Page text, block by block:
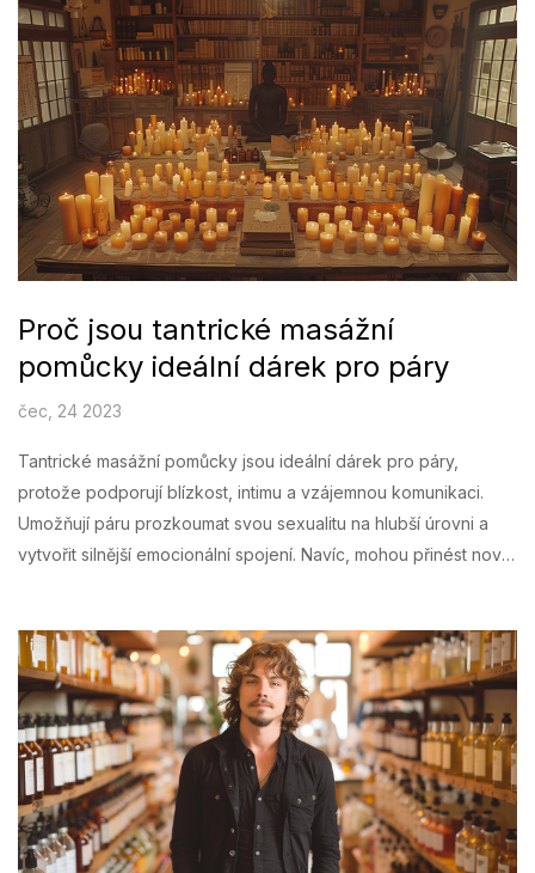
vysoce kvalitními a diskrétními službami v tomto oboru.
Proč jsou tantrické masážní
pomůcky ideální dárek pro páry
čec, 24 2023
Tantrické masážní pomůcky jsou ideální dárek pro páry,
protože podporují blízkost, intimu a vzájemnou komunikaci.
Umožňují páru prozkoumat svou sexualitu na hlubší úrovni a
vytvořit silnější emocionální spojení. Navíc, mohou přinést nové
hledáte dárek, který oceňuje lásku a intimu, tantrické masážní
pomůcky by mohly být tou správnou volbou.